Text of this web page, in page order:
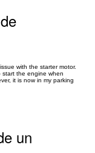
with the starter motor.
the engine when
it is now in my parking
un